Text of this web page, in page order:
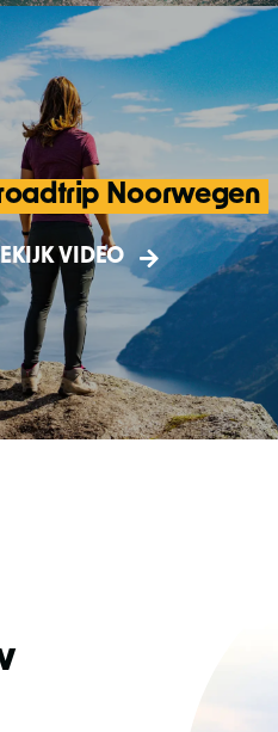
Noorwegen
met de camper door
met ons mee op avontuur
landschap.
VIDEO